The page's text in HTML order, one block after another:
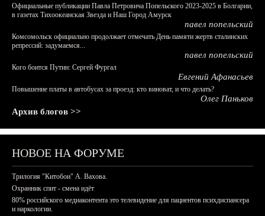
Официальные публикации Павла Петровича Попельского 2023-2025 в Болгарии,
в газетах Тихоокеанская Звезда и Наш Город Амурск
павел попельский
Комсомольск официально продолжает отмечать День памяти жертв сталинских
репрессий: задумаемся...
павел попельский
Кого боится Путин: Сергей Фургал
Евгений Афанасьев
Повышение платы в автобусах за проезд: кто виноват, и что делать?
Олег Паньков
Архив блогов >>
НОВОЕ НА ФОРУМЕ
Трилогия "Китобои" А. Вахова.
Охранник спит - смена идёт
80% российского медиаконтента это телевидение для пациентов психдиспансера
и наркологии.